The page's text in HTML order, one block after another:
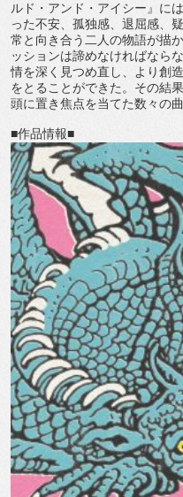
ルド・アンド・ アイシー』には
った不安、 孤独感、退屈感、疑
常と向き合う二人の物語が描か
ッションは諦めなければなら
情を深く見つめ直し、
より創
をとることができた。 その結
頭に置き焦点を当てた数々の曲
■作品情報■